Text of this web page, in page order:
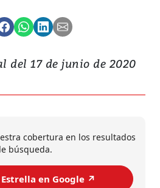
del 17 de junio de 2020
cobertura en los resultados
búsqueda.
en Google ↗️